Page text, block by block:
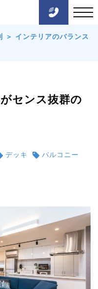
＞
インテリアのバランス
センス抜群の
デッキ
バルコニー